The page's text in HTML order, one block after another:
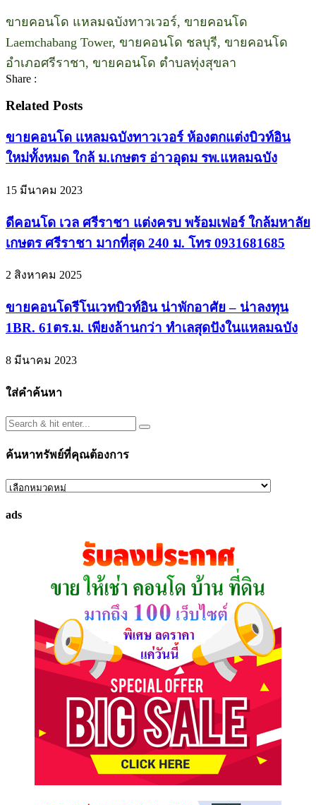
ขายคอนโด แหลมฉบังทาวเวอร์, ขายคอนโด
Laemchabang Tower, ขายคอนโด ชลบุรี, ขายคอนโด
อำเภอศรีราชา, ขายคอนโด ตำบลทุ่งสุขลา
Share :
Related Posts
ขายคอนโด เเหลมฉบังทาวเวอร์ ห้องตกแต่งบิวท์อิน
ใหม่ทั้งหมด ใกล้ ม.เกษตร อ่าวอุดม รพ.แหลมฉบัง
15 มีนาคม 2023
ดีคอนโด เวล ศรีราชา แต่งครบ พร้อมเฟอร์ ใกล้มหาลัย
เกษตร ศรีราชา มากที่สุด 240 ม. โทร 0931681685
2 สิงหาคม 2025
ขายคอนโดรีโนเวทบิวท์อิน น่าพักอาศัย – น่าลงทุน
1BR. 61ตร.ม. เพียงล้านกว่า ทำเลสุดปังในแหลมฉบัง
8 มีนาคม 2023
ใส่คำค้นหา
ค้นหาทรัพย์ที่คุณต้องการ
ค้นหา
ที่
ads